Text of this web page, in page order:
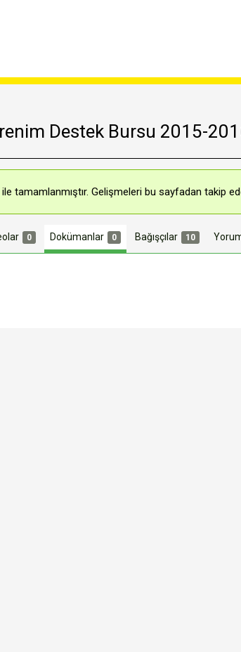
Destek Bursu 2015-
ile tamamlanmıştır. Gelişmeleri bu sayfadan takip
0 Dokümanlar 0 Bağışçılar 10